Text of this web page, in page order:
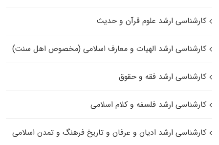
کارشناسی ارشد علوم قرآن و حدیث
کارشناسی ارشد الهیات و معارف اسلامی (مخصوص اهل سنت)
کارشناسی ارشد فقه و حقوق
کارشناسی ارشد فلسفه و کلام اسلامی
کارشناسی ارشد ادیان و عرفان و تاریخ فرهنگ و تمدن اسلامی